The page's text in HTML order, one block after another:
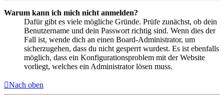
Warum kann ich mich nicht anmelden?
Dafür gibt es viele mögliche Gründe. Prüfe zunächst, ob dein
Benutzername und dein Passwort richtig sind. Wenn dies der
Fall ist, wende dich an einen Board-Administrator, um
sicherzugehen, dass du nicht gesperrt wurdest. Es ist ebenfalls
möglich, dass ein Konfigurationsproblem mit der Website
vorliegt, welches ein Administrator lösen muss.
Nach oben